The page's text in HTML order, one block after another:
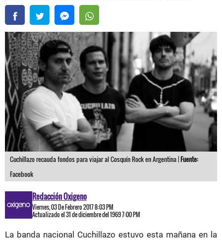
Cuchillazo recauda fondos para viajar al Cosquín Rock en Argentina |Fuente:
Facebook
Redacción Oxigeno
Viernes, 03 De Febrero 2017 8:03 PM
Actualizado el 31 de diciembre del 1969 7:00 PM
La banda nacional Cuchillazo estuvo esta mañana en la